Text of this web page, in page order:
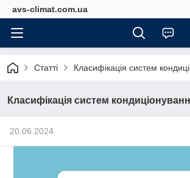
avs-climat.com.ua
Статті Класифікація систем
Класифікація систем
20.06.2024